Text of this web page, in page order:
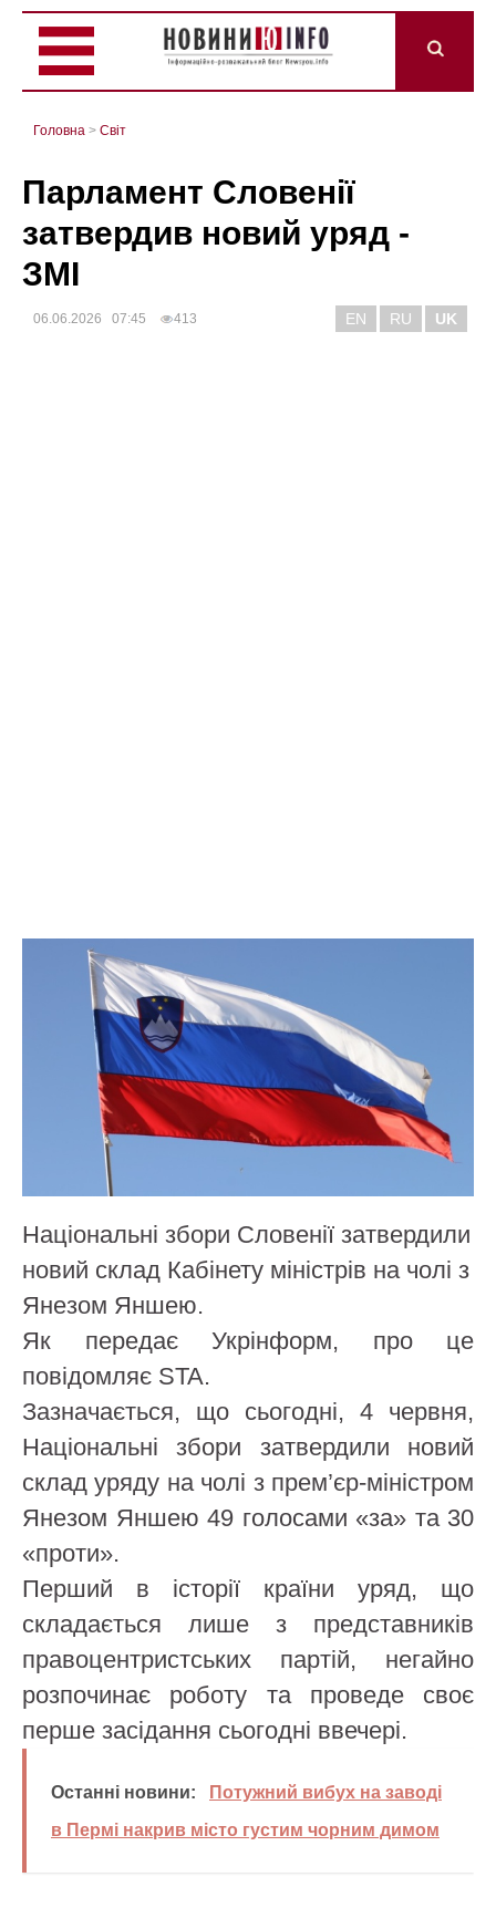
Головна > Світ
Парламент Словенії
затвердив новий уряд -
ЗМІ
06.06.2026 07:45 413 EN RU UK
Національні збори Словенії затвердили
новий склад Кабінету міністрів на чолі з
Янезом Яншею.
Як передає Укрінформ, про це
повідомляє STA.
Зазначається, що сьогодні, 4 червня,
Національні збори затвердили новий
склад уряду на чолі з прем’єр-міністром
Янезом Яншею 49 голосами «за» та 30
«проти».
Перший в історії країни уряд, що
складається лише з представників
правоцентристських партій, негайно
розпочинає роботу та проведе своє
перше засідання сьогодні ввечері.
Останні новини:
Потужний вибух на заводі
в Пермі накрив місто густим чорним димом